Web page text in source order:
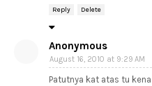
Reply Delete
Anonymous
August 16, 2010 at 9:29 AM
Patutnya kat atas tu